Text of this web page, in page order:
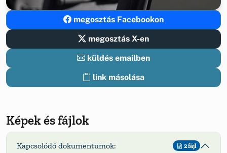
megosztás Facebookon
megosztás X-en
küldés emailben
link másolása
Képek és fájlok
Kapcsolódó dokumentumok: 2 fájl